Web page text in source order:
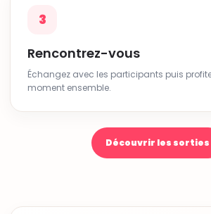
3
Rencontrez-vous
Échangez avec les participants puis
moment ensemble.
Découvrir les sorties